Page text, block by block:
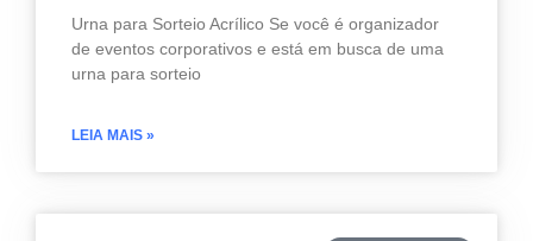
Urna para Sorteio Acrílico Se você é organizador
de eventos corporativos e está em busca de uma
urna para sorteio
LEIA MAIS »